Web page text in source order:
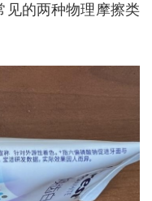
见的两种物理摩擦类